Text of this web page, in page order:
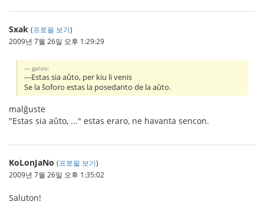
Sxak (프로필 보기)
2009년 7월 26일 오후 1:29:29
galvis:
---Estas sia aŭto, per kiu li venis
Se la ŝoforo estas la posedanto de la aŭto.
malĝuste
"Estas sia aŭto, ..." estas eraro, ne havanta sencon.
KoLonJaNo (프로필 보기)
2009년 7월 26일 오후 1:35:02
Saluton!